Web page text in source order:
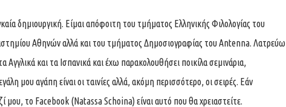
δημιουργική. Είμαι απόφοιτη του τμήματος Ελληνικής Φιλολογίας του
Αθηνών αλλά και του τμήματος Δημοσιογραφίας του Antenna. Λατρεύω
Αγγλικά και τα Ισπανικά και έχω παρακολουθήσει ποικίλα σεμινάρια,
μου αγάπη είναι οι ταινίες αλλά, ακόμη περισσότερο, οι σειρές. Εάν
μου, το Facebook (Natassa Schoina) είναι αυτό που θα χρειαστείτε.